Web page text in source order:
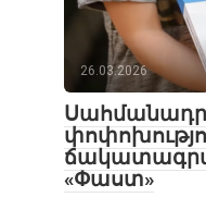
26.03.2026
«Փաստ»